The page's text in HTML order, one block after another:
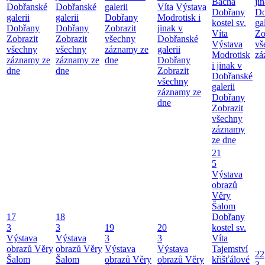
Dobřanské
galerii
Dobřany
Zobrazit
všechny
záznamy ze
dne
Dobřanské
galerii
Dobřany
Zobrazit
všechny
záznamy ze
dne
galerii
Dobřany
Zobrazit
všechny
záznamy ze
dne
Víta Výstava
Modrotisk i
jinak v
Dobřanské
galerii
Dobřany
Zobrazit
všechny
záznamy ze
dne
Dobřany
kostel sv.
Víta
Výstava
Modrotisk
i jinak v
Dobřanské
galerii
Dobřany
Zobrazit
všechny
záznamy
ze dne
17
3
Výstava
obrazů Věry
Šalom
18
3
Výstava
obrazů Věry
Šalom
19
3
Výstava
obrazů Věry
20
3
Výstava
obrazů Věry
21
5
Výstava
obrazů
Věry
Šalom
Dobřany
kostel sv.
Víta
Tajemství
křišťálové
22